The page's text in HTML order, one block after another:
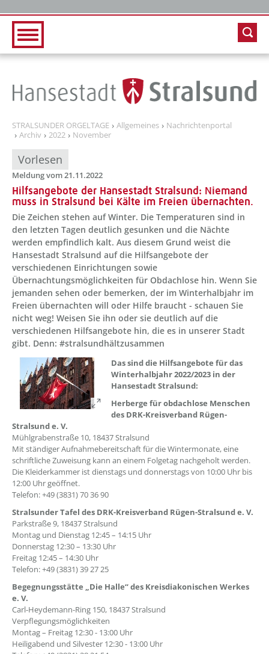
STRALSUNDER ORGELTAGE Allgemeines
Nachrichtenportal
Archiv
2022 November
Vorlesen
Meldung vom 21.11.2022
Hilfsangebote der Hansestadt Stralsund: Niemand
muss in Stralsund bei Kälte im Freien übernachten.
Die Zeichen stehen auf Winter. Die Temperaturen sind in
den letzten Tagen deutlich gesunken und die Nächte
werden empfindlich kalt. Aus diesem Grund weist die
Hansestadt Stralsund auf die Hilfsangebote der
verschiedenen Einrichtungen sowie
Übernachtungsmöglichkeiten für Obdachlose hin. Wenn Sie
jemanden sehen oder bemerken, der im Winterhalbjahr im
Freien übernachten will oder Hilfe braucht - schauen Sie
nicht weg! Weisen Sie ihn oder sie deutlich auf die
verschiedenen Hilfsangebote hin, die es in unserer Stadt
gibt. Denn: #stralsundhältzusammen
??? absaetzeOben[1]/titel ???
Das sind die Hilfsangebote für das
Winterhalbjahr 2022/2023 in der
Hansestadt Stralsund:
Herberge für obdachlose Menschen
des DRK-Kreisverband Rügen-
Stralsund e. V.
Mühlgrabenstraße 10, 18437 Stralsund
Mit ständiger Aufnahmebereitschaft für die Wintermonate, eine
schriftliche Zuweisung kann an einem Folgetag nachgeholt werden.
Die Kleiderkammer ist dienstags und donnerstags von 10:00 Uhr bis
12:00 Uhr geöffnet.
Telefon: +49 (3831) 70 36 90
Stralsunder Tafel des DRK-Kreisverband Rügen-Stralsund e. V.
Parkstraße 9, 18437 Stralsund
Montag und Dienstag 12:45 – 14:15 Uhr
Donnerstag 12:30 – 13:30 Uhr
Freitag 12:45 – 14:30 Uhr
Telefon: +49 (3831) 39 27 25
Begegnungsstätte „Die Halle“ des Kreisdiakonischen Werkes
e. V.
Carl-Heydemann-Ring 150, 18437 Stralsund
Verpflegungsmöglichkeiten
Montag – Freitag 12:30 - 13:00 Uhr
Heiligabend und Silvester 12:30 - 13:00 Uhr